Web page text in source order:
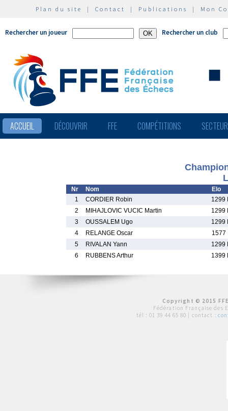
Plan du site | Contact | Publications | Mon
Rechercher un joueur Rechercher un club
ACCUEIL DÉCOUVRIR FFE COMPÉTITIONS
Nr Nom
Elo
1
CORDIER Robin
1299
2
MIHAJLOVIC VUCIC Martin
1299
3
OUSSALEM Ugo
1299
4
RELANGE Oscar
1577
5
RIVALAN Yann
1299
6
RUBBENS Arthur 1399
Copyright © 2015
Fédération Française des
tél : 01 39 44 65 80 | contact :